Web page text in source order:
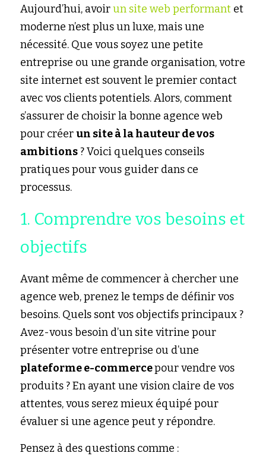
Aujourd’hui, avoir un site web performant et
moderne n’est plus un luxe, mais une
nécessité. Que vous soyez une petite
entreprise ou une grande organisation, votre
site internet est souvent le premier contact
avec vos clients potentiels. Alors, comment
s’assurer de choisir la bonne agence web
pour créer un site à la hauteur de vos
ambitions ? Voici quelques conseils
pratiques pour vous guider dans ce
processus.
1. Comprendre vos besoins et
objectifs
Avant même de commencer à chercher une
agence web, prenez le temps de définir vos
besoins. Quels sont vos objectifs principaux ?
Avez-vous besoin d’un site vitrine pour
plateforme e-commerce pour vendre vos
produits ? En ayant une vision claire de vos
attentes, vous serez mieux équipé pour
évaluer si une agence peut y répondre.
Pensez à des questions comme :